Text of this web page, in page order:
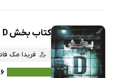
کتاب بخش D
فریدا مک